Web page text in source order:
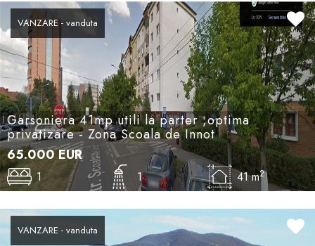
VANZARE - vanduta
Garsoniera 41mp utili la parter ,optima
privatizare - Zona Scoala de Innot
65.000EUR
1 1 41 m2
VANZARE - vanduta